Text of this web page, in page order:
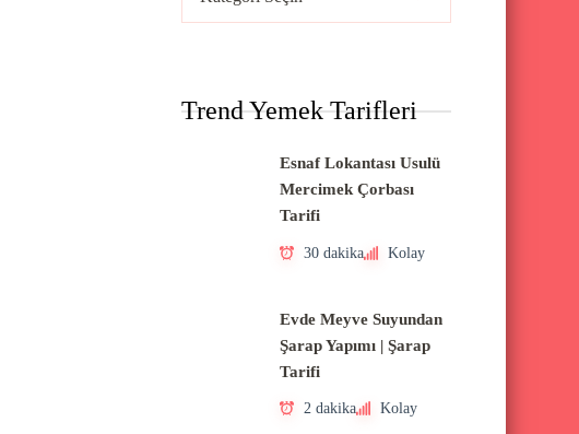
l
M
Trend Yemek Tarifleri
Esnaf Lokantası Usulü
Mercimek Çorbası
Tarifi
30 dakika Kolay
Evde Meyve Suyundan
Şarap Yapımı | Şarap
Tarifi
2 dakika Kolay